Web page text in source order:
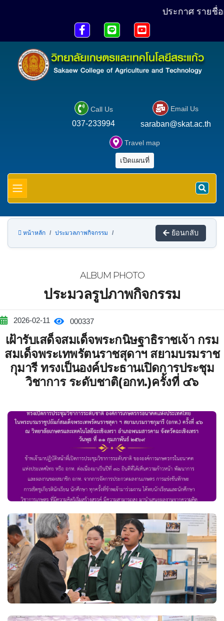
ประกาศ รายชื่อผู้ผ่า
  
 Call Us
037-233994
 Email Us
saraban@skat.ac.th
 Travel map
เปิดแผนที่
หน้าหลัก ประมวลภาพกิจกรรม ย้อนกลับ
ALBUM PHOTO
ประมวลรูปภาพกิจกรรม
2026-02-11 000337
เฝ้ารับเสด็จสมเด็จพระกนิษฐาธิราชเจ้า กรม
สมเด็จพระเทพรัตนราชสุดาฯ สยามบรมราช
กุมารี ทรงเป็นองค์ประธานเปิดการประชุม
วิชาการ ระดับชาติ(อกท.)ครั้งที่ ๔๖